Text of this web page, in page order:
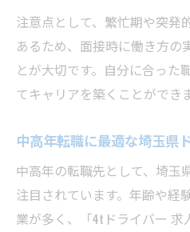
注意点として、繁忙期や突発
あるため、面接時に働き方の
とが大切です。自分に合った
てキャリアを築くことができ
中高年転職に最適な埼玉県
中高年の転職先として、埼玉
注目されています。年齢や経
業が多く、「4tドライバー